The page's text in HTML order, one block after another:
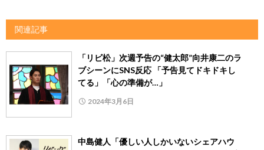
関連記事
「リビ松」次週予告の“健太郎”向井康二のラ
ブシーンにSNS反応 「予告見てドキドキし
てる」「心の準備が…」
2024年3月6日
中島健人「優しい人しかいないシェアハウ